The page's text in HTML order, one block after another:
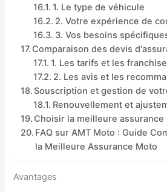
1. Le type de véhicule
2. Votre expérience de
3. Vos besoins
Comparaison des devis
1. Les tarifs et les
2. Les avis et les
Souscription et gestion de
Renouvellement et
Choisir la meilleure assurance
FAQ sur AMT Moto : Guide
la Meilleure Assurance Moto
Avantages